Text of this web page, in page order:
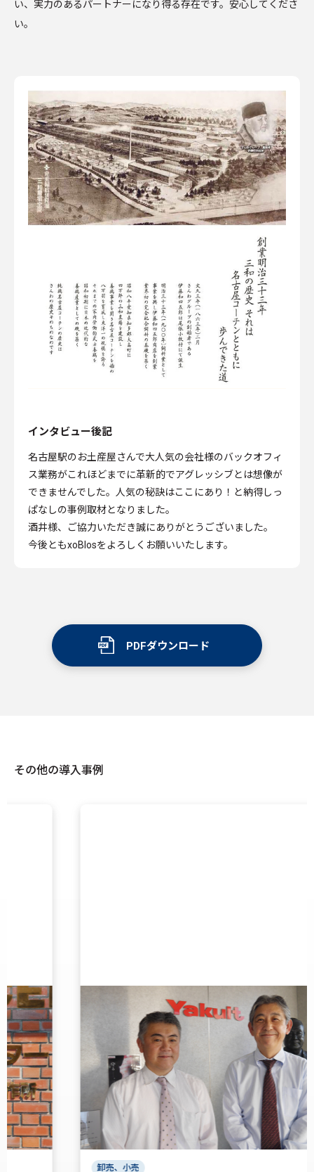
い、実力のあるパートナーになり得る存在です。安心してくださ
い。
インタビュー後記
名古屋駅のお土産屋さんで大人気の会社様のバックオフィ
ス業務がこれほどまでに革新的でアグレッシブとは想像が
できませんでした。人気の秘訣はここにあり！と納得しっ
ぱなしの事例取材となりました。
酒井様、ご協力いただき誠にありがとうございました。
今後ともxoBlosをよろしくお願いいたします。
PDFダウンロード
その他の導入事例